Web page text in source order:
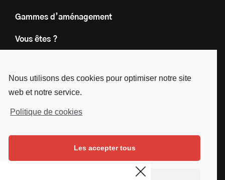
Nous utilisons des cookies pour optimiser notre site
web et notre service.
Politique de cookies
Les accepter tous
Gammes d’aménagement
Vous êtes ?
Le groupe
Instagram
Linkedin
Youtube